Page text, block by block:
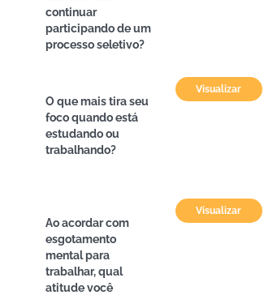
continuar
participando de um
processo seletivo?
O que mais tira seu
foco quando está
estudando ou
trabalhando?
Visualizar
Ao acordar com
esgotamento
mental para
trabalhar, qual
atitude você
Visualizar